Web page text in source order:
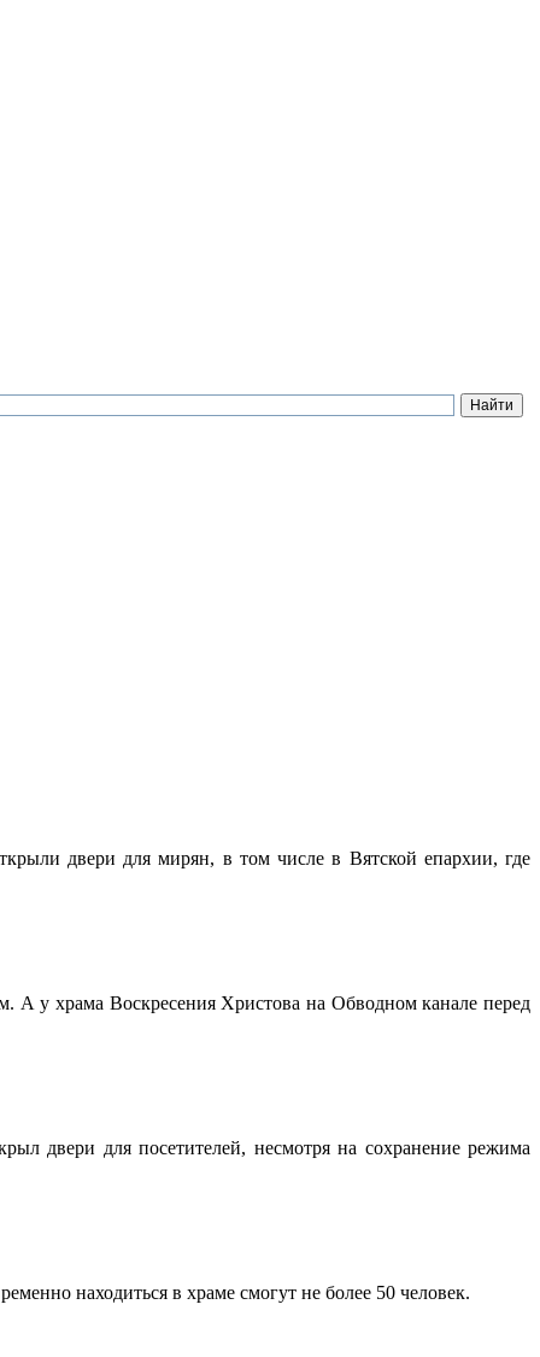
двери для мирян, в том числе в Вятской епархии, где
А у храма Воскресения Христова на Обводном канале перед
двери для посетителей, несмотря на сохранение режима
находиться в храме смогут не более 50 человек.